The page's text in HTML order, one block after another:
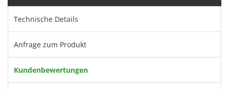
Technische Details
Anfrage zum Produkt
Kundenbewertungen